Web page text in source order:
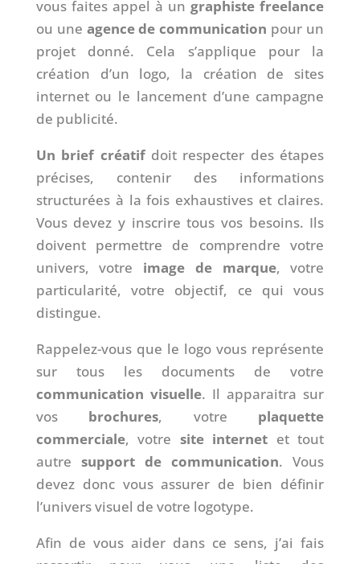
vous faites appel à ungraphiste freelance
ou une agence de communication pour un
projet donné. Cela s’applique pour la
création d’un logo, la création de sites
internet ou le lancement d’une campagne
de publicité.
Un brief créatifdoit respecter des étapes
précises, contenir des informations
structurées à la fois exhaustives et claires.
Vous devez y inscrire tous vos besoins. Ils
doivent permettre de comprendre votre
univers, votre image de marque, votre
particularité, votre objectif, ce qui vous
distingue.
Rappelez-vous que le logo vous représente
sur tous les documents de votre
communication visuelle. Il apparaitra sur
vos brochures, votre plaquette
commerciale, votre site internet et tout
autre support de communication. Vous
devez donc vous assurer de bien définir
l’univers visuel de votre logotype.
Afin de vous aider dans ce sens, j’ai fais